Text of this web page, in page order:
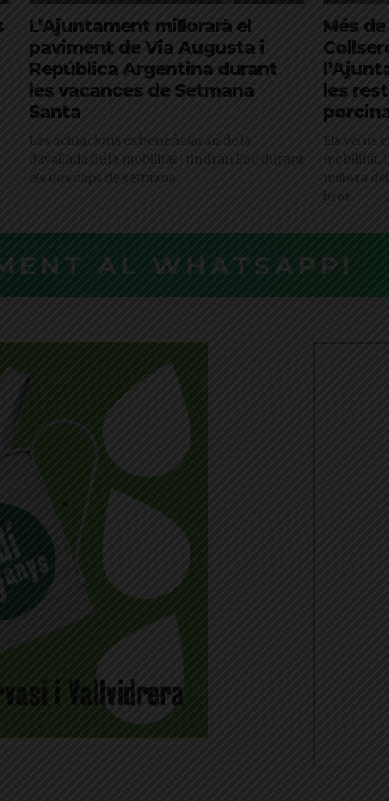
L’Ajuntament millorarà el
paviment de Via Augusta i
República Argentina durant
les vacances de Setmana
Santa
Les actuacions es beneficiaran de la
davallada de la mobilitat i tindran lloc durant
els dos caps de setmana
Més
les
Els veïns
mobilitat,
millora
brot
AL WHATSAPP!